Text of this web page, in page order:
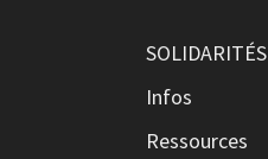
SOLIDARITÉS
Infos
Ressources